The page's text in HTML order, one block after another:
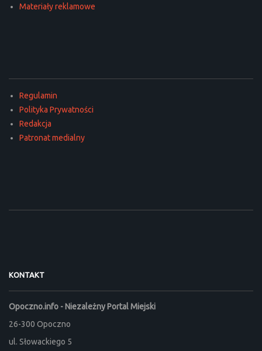
Materiały reklamowe
Regulamin
Polityka Prywatności
Redakcja
Patronat medialny
KONTAKT
Opoczno.info - Niezależny Portal Miejski
26-300 Opoczno
ul. Słowackiego 5